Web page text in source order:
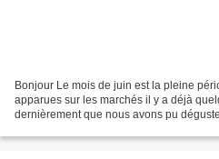
Bonjour Le mois de juin est la pleine
apparues sur les marchés il y a déjà
dernièrement que nous avons pu